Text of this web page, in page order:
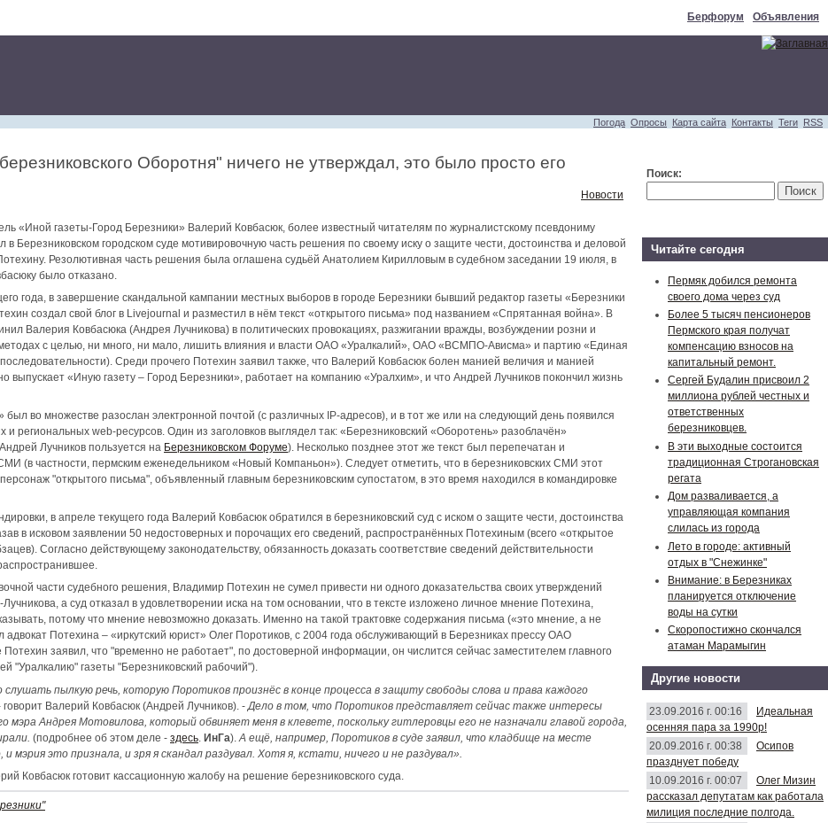
Берфорум Объявления
Погода Опросы Карта сайта Контакты Теги RSS
Оборотня" ничего не утверждал, это было просто его
Новости
«Иной газеты-Город Березники» Валерий Ковбасюк, более известный читателям по журналистскому псевдониму
в Березниковском городском суде мотивировочную часть решения по своему иску о защите чести, достоинства и деловой
Резолютивная часть решения была оглашена судьёй Анатолием Кирилловым в судебном заседании 19 июля, в
было отказано.
года, в завершение скандальной кампании местных выборов в городе Березники бывший редактор газеты «Березники
создал свой блог в Livejournal и разместил в нём текст «открытого письма» под названием «Спрятанная война». В
Валерия Ковбасюка (Андрея Лучникова) в политических провокациях, разжигании вражды, возбуждении розни и
с целью, ни много, ни мало, лишить влияния и власти ОАО «Уралкалий», ОАО «ВСМПО-Ависма» и партию «Единая
Среди прочего Потехин заявил также, что Валерий Ковбасюк болен манией величия и манией
выпускает «Иную газету – Город Березники», работает на компанию «Уралхим», и что Андрей Лучников покончил жизнь
был во множестве разослан электронной почтой (с различных IP-адресов), и в тот же или на следующий день появился
и региональных web-ресурсов. Один из заголовков выглядел так: «Березниковский «Оборотень» разоблачён»
Лучников пользуется на Березниковском Форуме). Несколько позднее этот же текст был перепечатан и
(в частности, пермским еженедельником «Новый Компаньон»). Следует отметить, что в березниковских СМИ этот
"открытого письма", объявленный главным березниковским супостатом, в это время находился в командировке
в апреле текущего года Валерий Ковбасюк обратился в березниковский суд с иском о защите чести, достоинства
в исковом заявлении 50 недостоверных и порочащих его сведений, распространённых Потехиным (всего «открытое
Согласно действующему законодательству, обязанность доказать соответствие сведений действительности
части судебного решения, Владимир Потехин не сумел привести ни одного доказательства своих утверждений
а суд отказал в удовлетворении иска на том основании, что в тексте изложено личное мнение Потехина,
потому что мнение невозможно доказать. Именно на такой трактовке содержания письма («это мнение, а не
адвокат Потехина – «иркутский юрист» Олег Поротиков, с 2004 года обслуживающий в Березниках прессу ОАО
Потехин заявил, что "временно не работает", по достоверной информации, он числится сейчас заместителем главного
"Уралкалию" газеты "Березниковский рабочий").
пылкую речь, которую Поротиков произнёс в конце процесса в защиту свободы слова и права каждого
говорит Валерий Ковбасюк (Андрей Лучников). - Дело в том, что Поротиков представляет сейчас также интересы
мэра Андрея Мотовилова, который обвиняет меня в клевете, поскольку гитлеровцы его не назначали главой города,
(подробнее об этом деле - здесь ИнГа). А ещё, например, Поротиков в суде заявил, что кладбище на месте
мэрия это признала, и зря я скандал раздувал. Хотя я, кстати, ничего и не раздувал».
Ковбасюк готовит кассационную жалобу на решение березниковского суда.
Поиск:
Читайте сегодня
Пермяк добился ремонта
своего дома через суд
Более 5 тысяч пенсионеров
Пермского края получат
компенсацию взносов на
капитальный ремонт.
Сергей Будалин присвоил 2
миллиона рублей честных и
ответственных
березниковцев.
В эти выходные состоится
традиционная Строгановская
регата
Дом разваливается, а
управляющая компания
слилась из города
Лето в городе: активный
отдых в "Снежинке"
Внимание: в Березниках
планируется отключение
воды на сутки
Скоропостижно скончался
атаман Марамыгин
Другие новости
23.09.2016 г. 00:16
Идеальная
осенняя пара за 1990р!
20.09.2016 г. 00:38
Осипов
празднует победу
10.09.2016 г. 00:07
Олег Мизин
рассказал депутатам как работала
милиция последние полгода.